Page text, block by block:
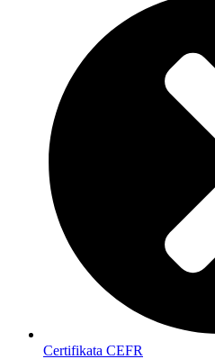
Certifikata CEFR